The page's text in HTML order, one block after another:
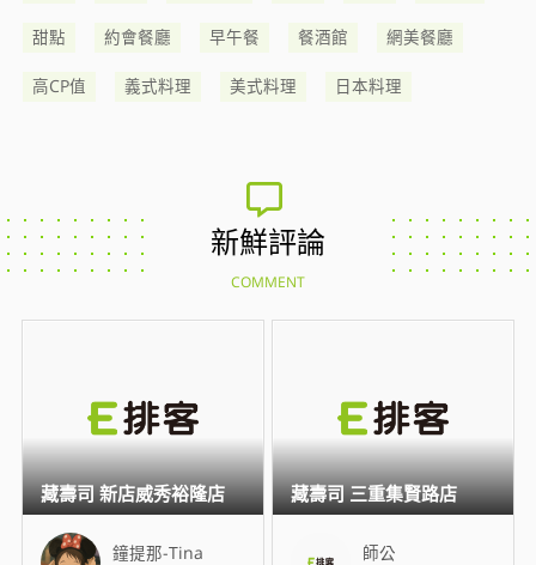
甜點 約會餐廳 早午餐 餐酒館 網美餐廳
高CP值 義式料理 美式料理 日本料理
新鮮評論
COMMENT
鐘提那-Tina
藏壽司 新店威秀裕隆店
師公
藏壽司 三重集賢路店